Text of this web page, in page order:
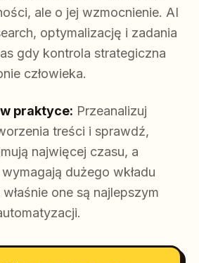
ale o jej wzmocnienie. AI
optymalizację i zadania
gdy kontrola strategiczna
człowieka.
praktyce: Przeanalizuj
treści i sprawdź,
najwięcej czasu, a
dużego wkładu
one są najlepszym